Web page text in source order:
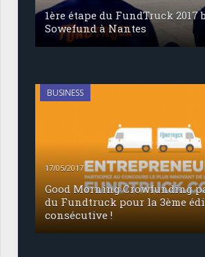
1ère étape du FundTruck 2017
Sowefund à Nantes
BUSINESS
17/05/2017
Good Morning Crowfunding
du Fundtruck pour la 3ème
consécutive !